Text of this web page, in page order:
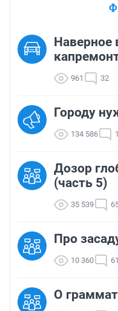
Наверное
961 32
Городу
134 586
Дозор
(часть 5)
35 539
Про
10 360
О